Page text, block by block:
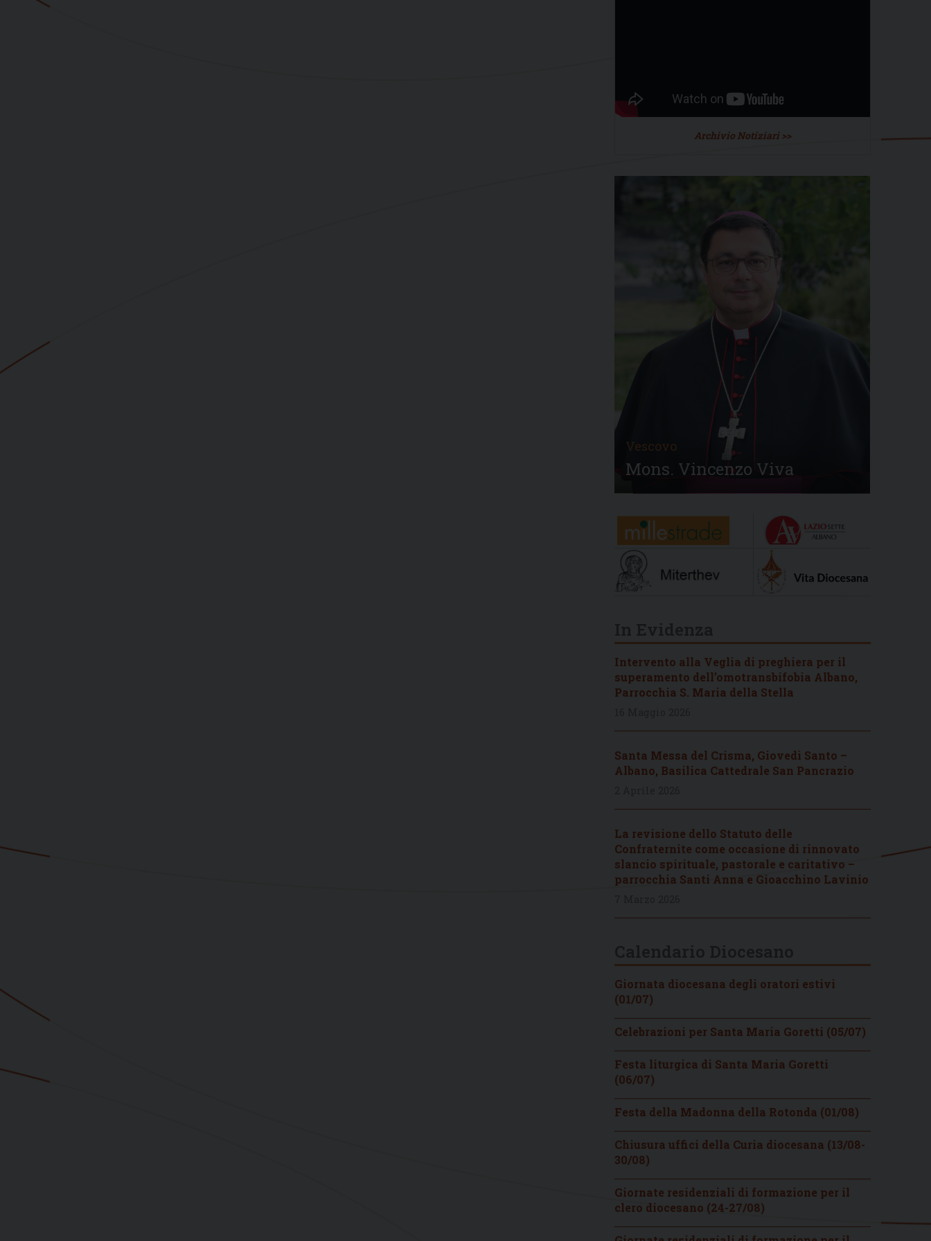
Archivio Notiziari >>
Vescovo
Mons. Vincenzo Viva
Intervento alla Veglia di preghiera per il
superamento dell’omotransbifobia Albano,
Parrocchia S. Maria della Stella
Santa Messa del Crisma, Giovedì Santo –
Albano, Basilica Cattedrale San Pancrazio
La revisione dello Statuto delle
Confraternite come occasione di rinnovato
slancio spirituale, pastorale e caritativo –
parrocchia Santi Anna e Gioacchino Lavinio
Giornata diocesana degli oratori estivi
(01/07)
Celebrazioni per Santa Maria Goretti (05/07)
Festa liturgica di Santa Maria Goretti
(06/07)
Festa della Madonna della Rotonda (01/08)
Chiusura uffici della Curia diocesana (13/08-
30/08)
Giornate residenziali di formazione per il
clero diocesano (24-27/08)